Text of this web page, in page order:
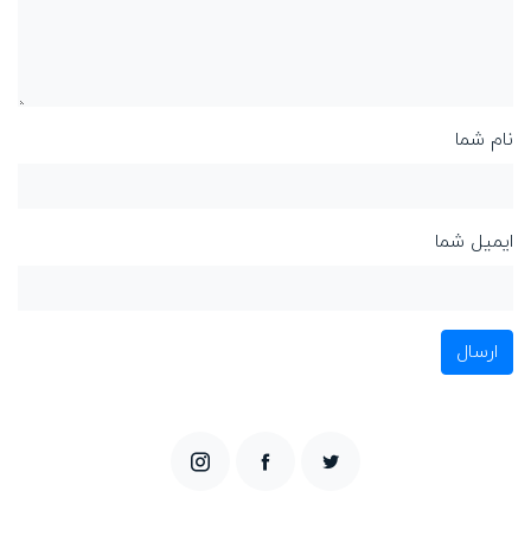
نام شما
ایمیل شما
ارسال